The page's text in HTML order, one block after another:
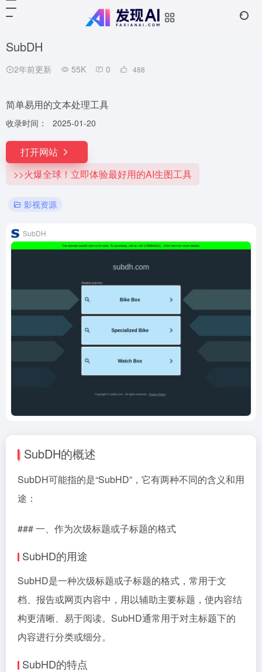
SubDH
2年前更新 55K 0 488
简单易用的文本处理工具
收录时间： 2025-01-20
打开网站
>>火爆全球！立即体验最好用的AI生图工具
影视资源
SubDH
SubDH的概述
SubDH可能指的是“SubHD”，它有两种不同的含义和用
途：
### 一、作为次级标题或子标题的格式
SubHD的用途
SubHD是一种次级标题或子标题的格式，常用于文
档、报告或网页内容中，用以辅助主要标题，使内容结
构更清晰、易于阅读。SubHD通常用于对主标题下的
内容进行分类或细分。
SubHD的特点